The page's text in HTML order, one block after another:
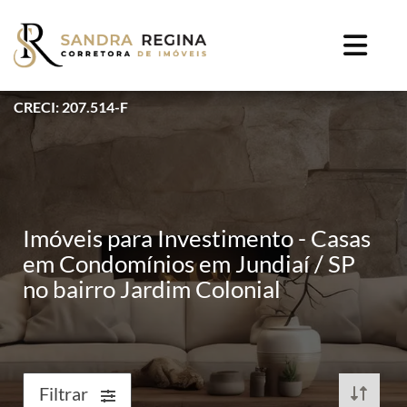
CRECI: 207.514-F
Imóveis para Investimento - Casas
em Condomínios em Jundiaí / SP
no bairro Jardim Colonial
Filtrar